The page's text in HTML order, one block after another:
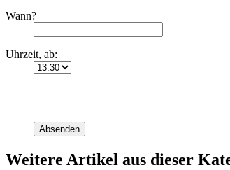
Wann?
Uhrzeit, ab:
Absenden
Weitere Artikel aus dieser